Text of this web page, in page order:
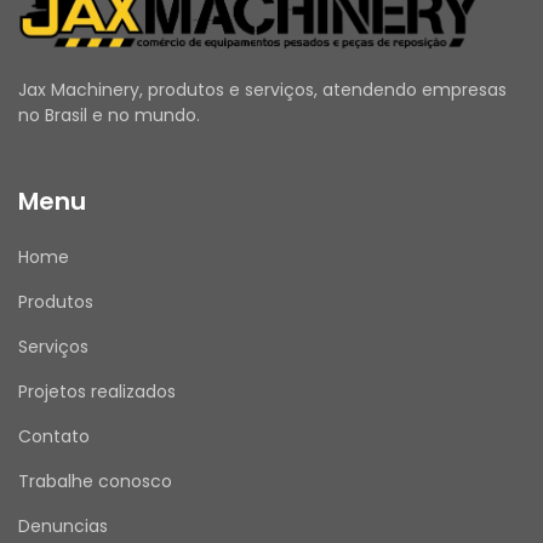
significativas, contribuindo para a estabilidade
dos conjuntos mecânicos, preservando o
alinhamento dos componentes e reduzindo o
desgaste prematuro de peças adjacentes. A
redução dos custos de manutenção e
Quando apresenta desgaste, deformação ou
danos causados por impactos excessivos,
conjuntos mecânicos, aumento de vibrações,
adjacentes e perda da estabilidade estrutural
do equipamento. Recomenda-se a inspeção
e sua substituição sempre que forem
identificadas trincas, deformações ou
Jax Machinery, produtos e serviços, atendendo empresas
no Brasil e no mundo.
Menu
Home
Produtos
Serviços
Projetos realizados
Contato
Trabalhe conosco
Denuncias